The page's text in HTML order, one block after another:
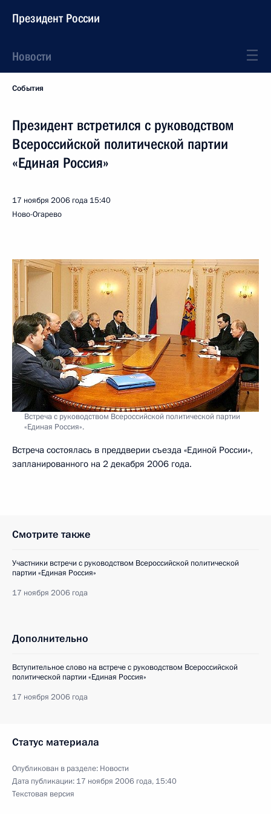
Президент России
Новости
События
Президент встретился с руководством
Всероссийской политической партии
«Единая Россия»
17 ноября 2006 года 15:40
Ново-Огарево
Встреча с руководством Всероссийской политической партии
«Единая Россия».
Встреча состоялась в преддверии съезда «Единой России»,
запланированного на 2 декабря 2006 года.
Смотрите также
Участники встречи с руководством Всероссийской политической
партии «Единая Россия»
17 ноября 2006 года
Дополнительно
Вступительное слово на встрече с руководством Всероссийской
политической партии «Единая Россия»
17 ноября 2006 года
Статус материала
Опубликован в разделе: Новости
Дата публикации: 17 ноября 2006 года, 15:40
Текстовая версия